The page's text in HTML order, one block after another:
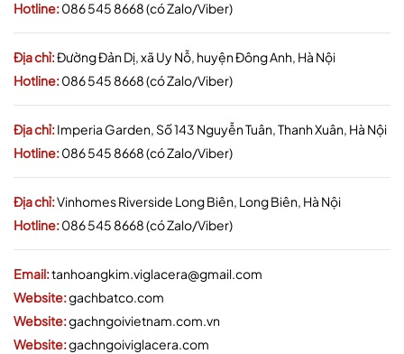
Hotline:086 545 8668 (có Zalo/Viber)
Địa chỉ:Đường Đản Dị, xã Uy Nỗ, huyện Đông Anh, Hà Nội
Hotline:086 545 8668 (có Zalo/Viber)
Địa chỉ:Imperia Garden, Số 143 Nguyễn Tuân, Thanh Xuân, Hà Nội
Hotline:086 545 8668 (có Zalo/Viber)
Địa chỉ:Vinhomes Riverside Long Biên, Long Biên, Hà Nội
Hotline:086 545 8668 (có Zalo/Viber)
Email:tanhoangkim.viglacera@gmail.com
Website:gachbatco.com
Website:gachngoivietnam.com.vn
Website:gachngoiviglacera.com